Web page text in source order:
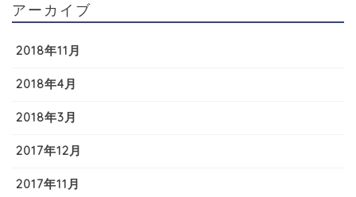
アーカイブ
2018年11月
2018年4月
2018年3月
2017年12月
2017年11月